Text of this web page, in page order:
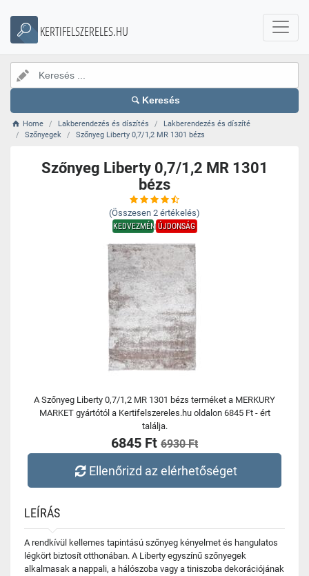
KERTIFELSZERELES.HU
Keresés
Home Lakberendezés és díszítés
Lakberendezés és díszíté
Szőnyegek
Szőnyeg Liberty 0,7/1,2 MR 1301 bézs
Szőnyeg Liberty 0,7/1,2 MR 1301
bézs
(Összesen 2 értékelés)
KEDVEZMÉNYÚJDONSÁG
A Szőnyeg Liberty 0,7/1,2 MR 1301 bézs terméket a MERKURY
MARKET gyártótól a Kertifelszereles.hu oldalon 6845 Ft - ért
találja.
6845 Ft 6930 Ft
Ellenőrizd az elérhetőséget
LEÍRÁS
A rendkívül kellemes tapintású szőnyeg kényelmet és hangulatos
légkört biztosít otthonában. A Liberty egyszínű szőnyegek
alkalmasak a nappali, a hálószoba vagy a tiniszoba dekorációjának